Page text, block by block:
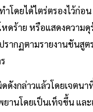
โดยได้ไตร่ตรองไว้ก่
ดร้าย หรือแสดงความดุ
รากฏตามรายงานชันสู
ดดังกล่าวแล้วโดยเจต
ยานโดยเป็นเท็จขึ้น แล